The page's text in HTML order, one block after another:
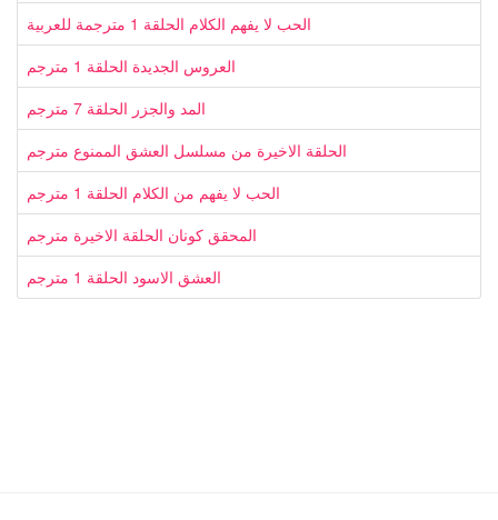
الحب لا يفهم الكلام الحلقة 1 مترجمة للعربية
العروس الجديدة الحلقة 1 مترجم
المد والجزر الحلقة 7 مترجم
الحلقة الاخيرة من مسلسل العشق الممنوع مترجم
الحب لا يفهم من الكلام الحلقة 1 مترجم
المحقق كونان الحلقة الاخيرة مترجم
العشق الاسود الحلقة 1 مترجم